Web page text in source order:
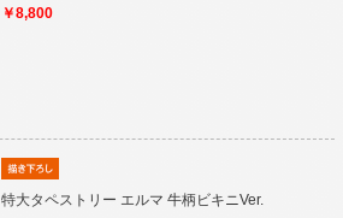
￥8,800
特大タペストリー エルマ 牛柄ビキニVer.